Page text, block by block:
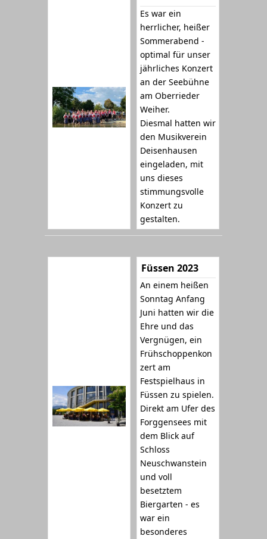
Es war ein
herrlicher, heißer
Sommerabend -
optimal für unser
jährliches Konzert
an der Seebühne
am Oberrieder
Weiher.
Diesmal hatten wir
den Musikverein
Deisenhausen
eingeladen, mit
uns dieses
stimmungsvolle
Konzert zu
gestalten.
Füssen 2023
An einem heißen
Sonntag Anfang
Juni hatten wir die
Ehre und das
Vergnügen, ein
Frühschoppenkon
zert am
Festspielhaus in
Füssen zu spielen.
Direkt am Ufer des
Forggensees mit
dem Blick auf
Schloss
Neuschwanstein
und voll
besetztem
Biergarten - es
war ein
besonderes